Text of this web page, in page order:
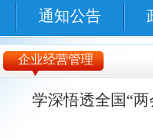
通知公告
企业经营管理
学深悟透全国“